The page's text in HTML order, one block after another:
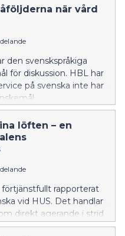
när vård
den svenskspråkiga
för diskussion. HBL har
på svenska inte har
löften – en
rapporterat
vid HUS. Det handlar
direkt agerande i strid